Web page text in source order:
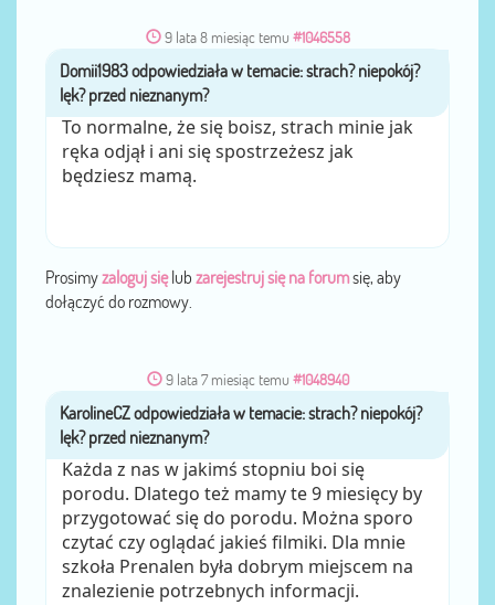
9 lata 8 miesiąc temu #1046558
przezDomii1983
To normalne, że się boisz, strach minie jak
ręka odjął i ani się spostrzeżesz jak
będziesz mamą.
Prosimyzaloguj sięlub zarejestruj się na forumsię, aby
dołączyć do rozmowy.
9 lata 7 miesiąc temu #1048940
przezKarolineCZ
Każda z nas w jakimś stopniu boi się
porodu. Dlatego też mamy te 9 miesięcy by
przygotować się do porodu. Można sporo
czytać czy oglądać jakieś filmiki. Dla mnie
szkoła Prenalen była dobrym miejscem na
znalezienie potrzebnych informacji.